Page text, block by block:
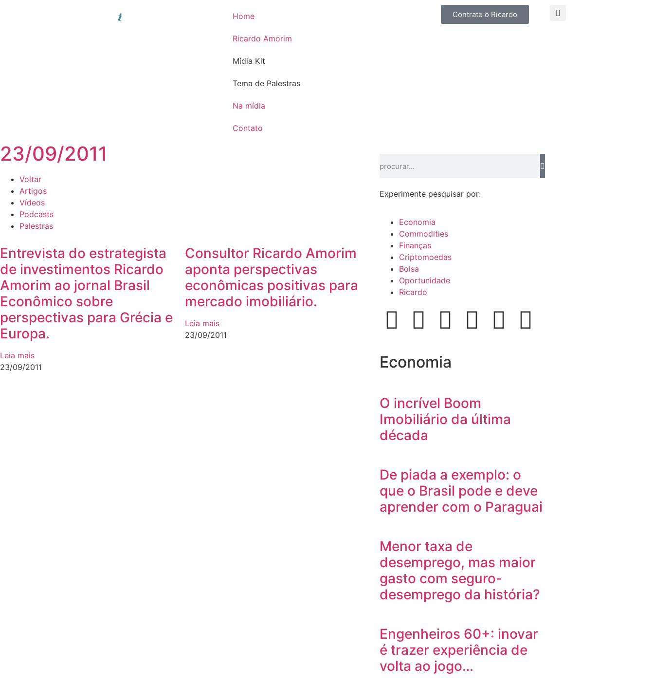
Home
Ricardo Amorim
Mídia Kit
Tema de Palestras
Na mídia
Contato
Contrate o Ricardo
23/09/2011
Voltar
Artigos
Vídeos
Podcasts
Palestras
Entrevista do estrategista
de investimentos Ricardo
Amorim ao jornal Brasil
Econômico sobre
perspectivas para Grécia e
Europa.
Leia mais
23/09/2011
Consultor Ricardo Amorim
aponta perspectivas
econômicas positivas para
mercado imobiliário.
Leia mais
23/09/2011
Experimente pesquisar por:
Economia
Commodities
Finanças
Criptomoedas
Bolsa
Oportunidade
Ricardo
Economia
O incrível Boom
Imobiliário da última
década
De piada a exemplo: o
que o Brasil pode e deve
aprender com o Paraguai
Menor taxa de
desemprego, mas maior
gasto com seguro-
desemprego da história?
Engenheiros 60+: inovar
é trazer experiência de
volta ao jogo…